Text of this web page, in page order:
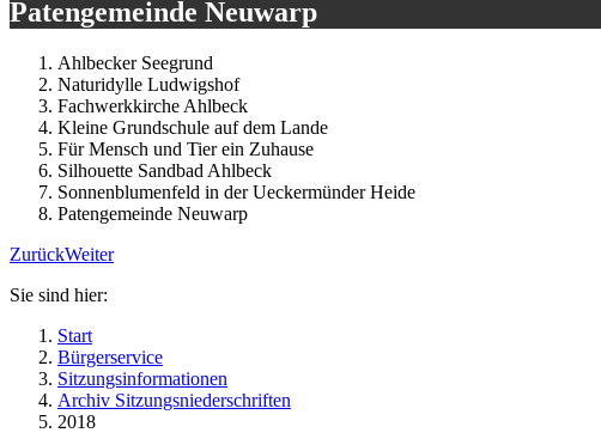
Patengemeinde Neuwarp
Ahlbecker Seegrund
Naturidylle Ludwigshof
Fachwerkkirche Ahlbeck
Kleine Grundschule auf dem Lande
Für Mensch und Tier ein Zuhause
Silhouette Sandbad Ahlbeck
Sonnenblumenfeld in der Ueckermünder Heide
Patengemeinde Neuwarp
ZurückWeiter
Sie sind hier:
Start
Bürgerservice
Sitzungsinformationen
Archiv Sitzungsniederschriften
2018